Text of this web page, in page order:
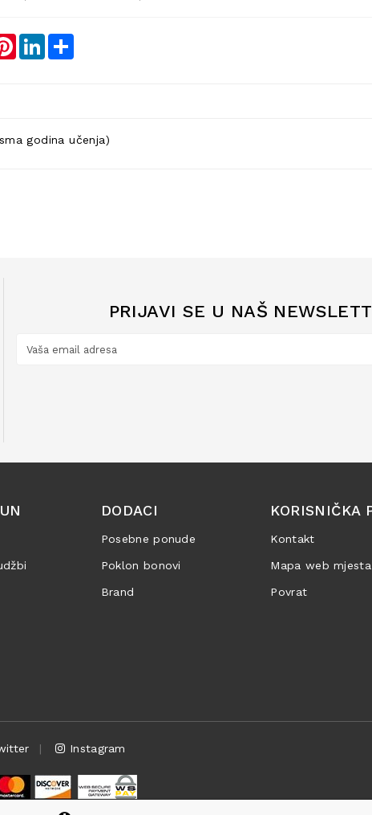
PinterestLinkedIn
godina učenja)
PRIJAVI SE U NAŠ
DODACI
Posebne ponude
Poklon bonovi
Brand
KORISNIČKA
Kontakt
Mapa web mjesta
Povrat
Instagram